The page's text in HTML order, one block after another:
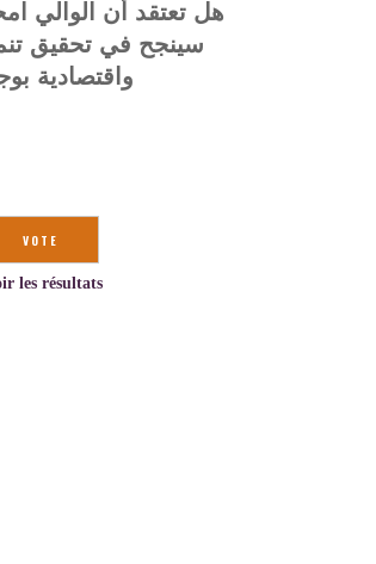
هل تعتقد أن الوالي
سينجح في تحقيق
واقتصادية
les résultats